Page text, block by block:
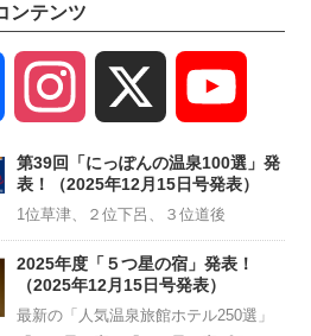
ンテンツ
Facebook Instagram
Channel
第39回「にっぽんの温泉100選」発
表！（2025年12月15日号発表）
1位草津、２位下呂、３位道後
2025年度「５つ星の宿」発表！
（2025年12月15日号発表）
最新の「人気温泉旅館ホテル250選」